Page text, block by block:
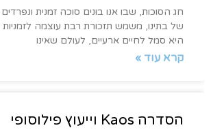
חג הסוכות, שבו אנו בונים סוכה זמנית
של בתינו, משמש תזכורת רבת עוצמה
היא סמל לחיים ארעיים, לעולם שאינו
קרא עוד »
הסדרה Kaos וייעוץ פילוסופי